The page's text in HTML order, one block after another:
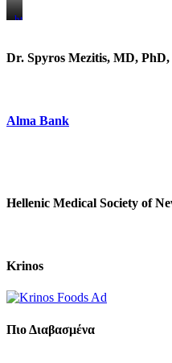
https://
https://
Dr. Spyros Mezitis, MD,
Alma Bank
Hellenic Medical Society of
Krinos
Πιο Διαβασμένα